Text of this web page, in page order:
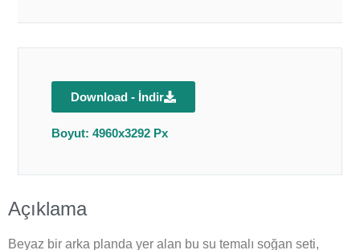
Download - İndir
Boyut: 4960x3292 Px
Açıklama
Beyaz bir arka planda yer alan bu su temalı soğan seti,